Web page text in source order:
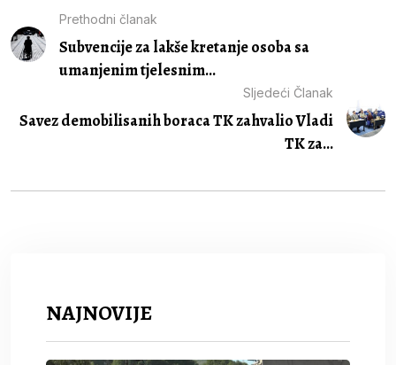
Prethodni članak
Subvencije za lakše kretanje osoba sa
umanjenim tjelesnim...
Sljedeći Članak
Savez demobilisanih boraca TK zahvalio Vladi
TK za...
NAJNOVIJE